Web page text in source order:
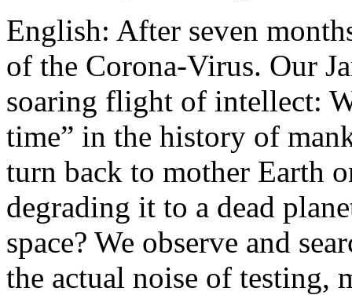
English: After seven
of the Corona-Virus. Our
soaring flight of intellect:
time” in the history of
turn back to mother Earth
degrading it to a dead
space? We observe and
the actual noise of testing,